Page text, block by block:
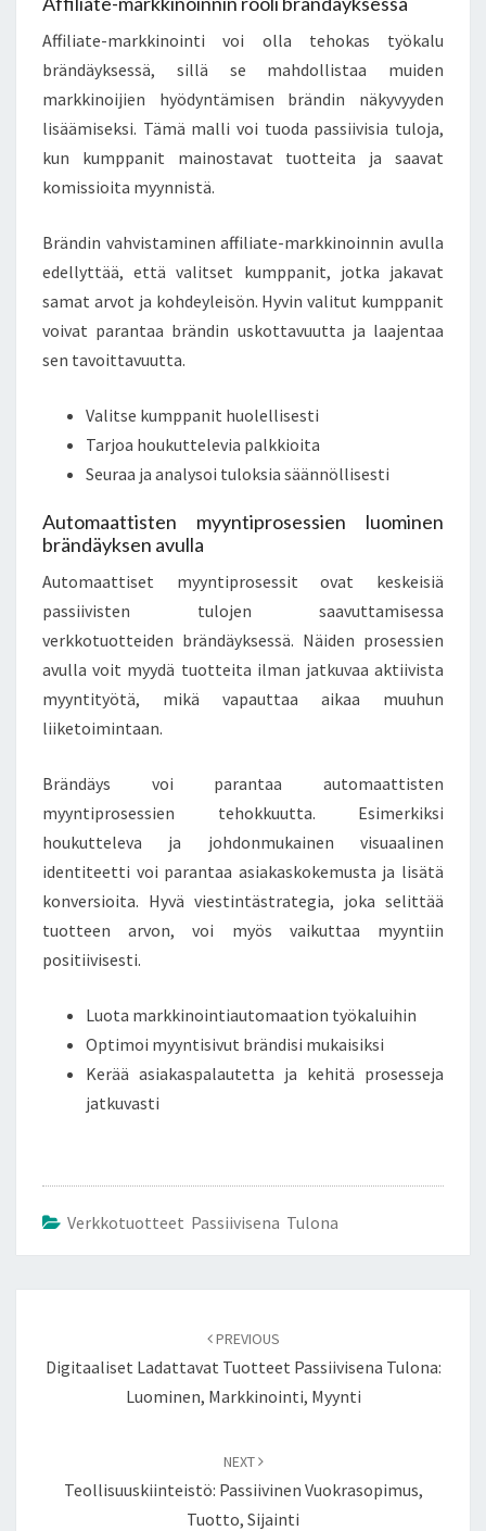
Affiliate-markkinointi voi olla tehokas työkalu
brändäyksessä, sillä se mahdollistaa muiden
markkinoijien hyödyntämisen brändin näkyvyyden
lisäämiseksi. Tämä malli voi tuoda passiivisia tuloja,
kun kumppanit mainostavat tuotteita ja saavat
komissioita myynnistä.
Brändin vahvistaminen affiliate-markkinoinnin avulla
edellyttää, että valitset kumppanit, jotka jakavat
samat arvot ja kohdeyleisön. Hyvin valitut kumppanit
voivat parantaa brändin uskottavuutta ja laajentaa
sen tavoittavuutta.
Valitse kumppanit huolellisesti
Tarjoa houkuttelevia palkkioita
Seuraa ja analysoi tuloksia säännöllisesti
Automaattisten myyntiprosessien luominen
brändäyksen avulla
Automaattiset myyntiprosessit ovat keskeisiä
passiivisten tulojen saavuttamisessa
verkkotuotteiden brändäyksessä. Näiden prosessien
avulla voit myydä tuotteita ilman jatkuvaa aktiivista
myyntityötä, mikä vapauttaa aikaa muuhun
liiketoimintaan.
Brändäys voi parantaa automaattisten
myyntiprosessien tehokkuutta. Esimerkiksi
houkutteleva ja johdonmukainen visuaalinen
identiteetti voi parantaa asiakaskokemusta ja lisätä
konversioita. Hyvä viestintästrategia, joka selittää
tuotteen arvon, voi myös vaikuttaa myyntiin
positiivisesti.
Luota markkinointiautomaation työkaluihin
Optimoi myyntisivut brändisi mukaisiksi
Kerää asiakaspalautetta ja kehitä prosesseja
jatkuvasti
Verkkotuotteet Passiivisena Tulona
PREVIOUS
Digitaaliset Ladattavat Tuotteet Passiivisena Tulona:
Luominen, Markkinointi, Myynti
NEXT
Teollisuuskiinteistö: Passiivinen Vuokrasopimus,
Tuotto, Sijainti